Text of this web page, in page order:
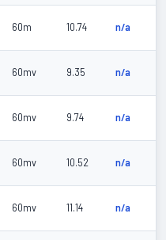
60m 10.74 n/a
60mv 9.35 n/a
60mv 9.74 n/a
60mv 10.52 n/a
60mv 11.14 n/a